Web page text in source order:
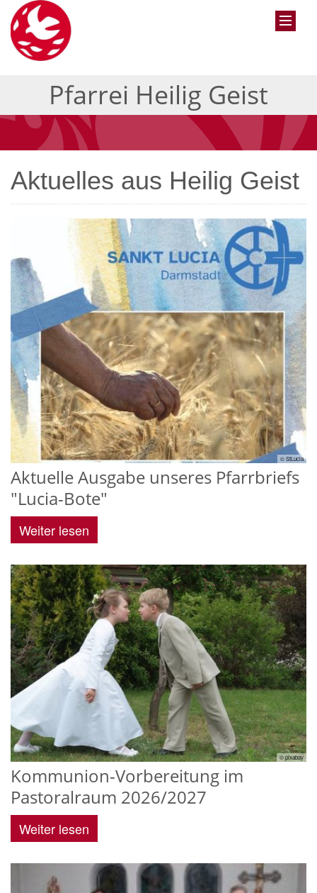
Pfarrei Heilig Geist
Aktuelles aus Heilig Geist
© StLucia
Aktuelle Ausgabe unseres Pfarrbriefs
"Lucia-Bote"
Weiter lesen
© pixabay
Kommunion-Vorbereitung im
Pastoralraum 2026/2027
Weiter lesen